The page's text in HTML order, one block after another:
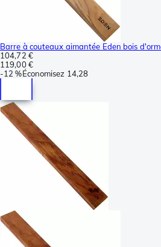
Barre à couteaux aimantée Eden bois
104,72 €
119,00 €
-12 %Économisez 14,28